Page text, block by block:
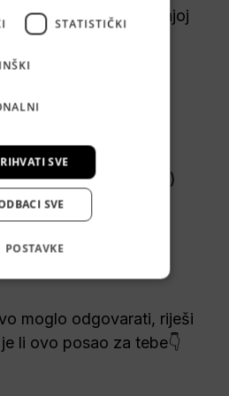
radnika (m/ž) u jutarnjoj
min autom od centra
(6 mj. probni rok)
kava
moglo odgovarati, riješi
li ovo posao za tebe👇
STATISTIČKI
SVE
SVE
POSTAVKE